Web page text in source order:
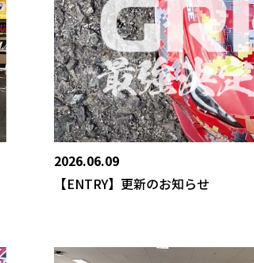
2026.06.09
【ENTRY】更新のお知らせ